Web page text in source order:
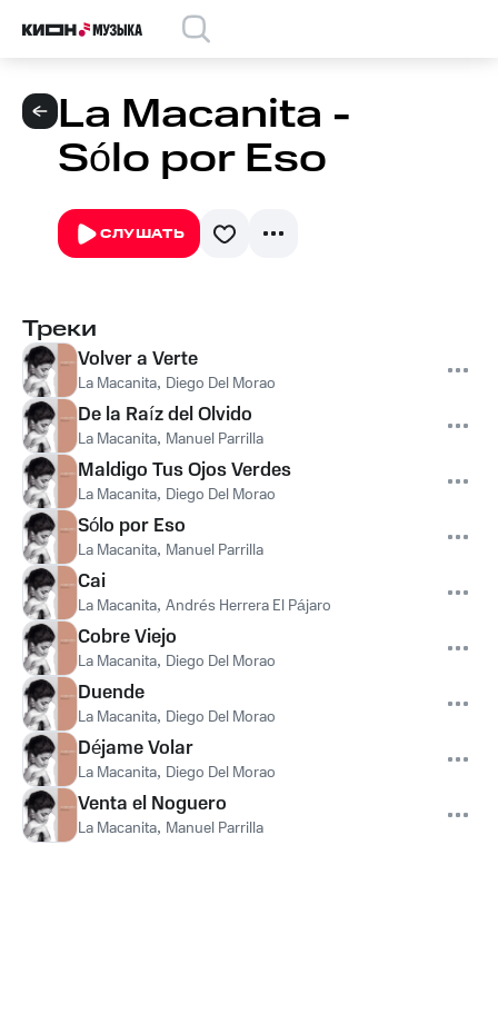
La Macanita -
Sólo por Eso
СЛУШАТЬ
Треки
Volver a Verte
La Macanita, Diego Del Morao
De la Raíz del Olvido
La Macanita, Manuel Parrilla
Maldigo Tus Ojos Verdes
La Macanita, Diego Del Morao
Sólo por Eso
La Macanita, Manuel Parrilla
Cai
La Macanita, Andrés Herrera El Pájaro
Cobre Viejo
La Macanita, Diego Del Morao
Duende
La Macanita, Diego Del Morao
Déjame Volar
La Macanita, Diego Del Morao
Venta el Noguero
La Macanita, Manuel Parrilla